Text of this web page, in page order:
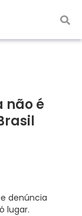
não é
denúncia
lugar.